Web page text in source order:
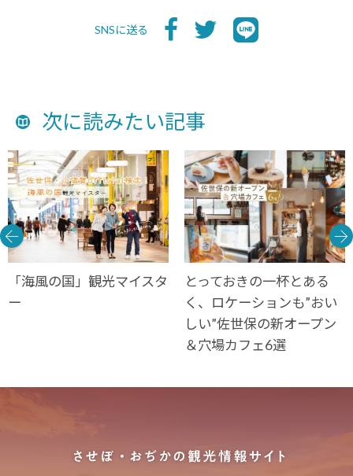
SNSに送る
次に読みたい記事
「海風の国」観光マイスタ
ー
とっておきの一杯とある
く、ロケーションも”おい
しい”佐世保の新オープン
＆穴場カフェ6選